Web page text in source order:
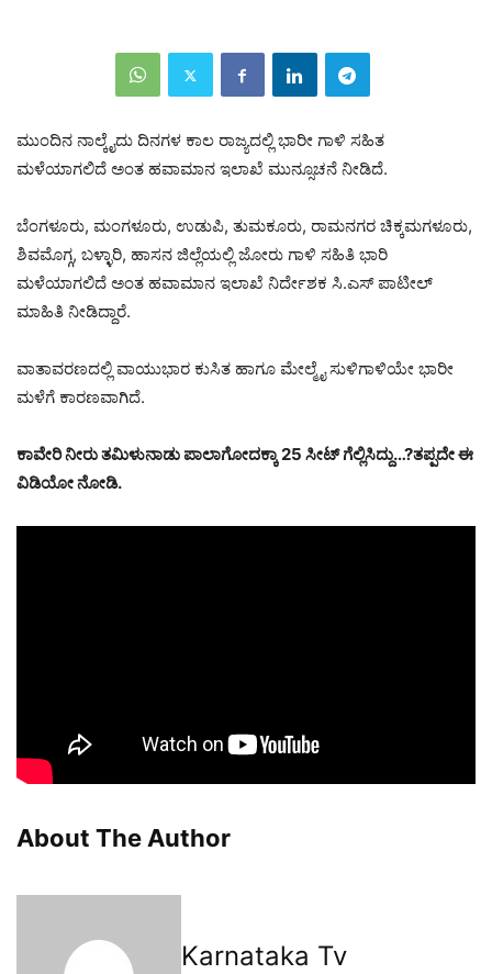
ಮುಂದಿನ ನಾಲ್ಕೈದು ದಿನಗಳ ಕಾಲ ರಾಜ್ಯದಲ್ಲಿ ಭಾರೀ ಗಾಳಿ ಸಹಿತ
ಮಳೆಯಾಗಲಿದೆ ಅಂತ ಹವಾಮಾನ ಇಲಾಖೆ ಮುನ್ಸೂಚನೆ ನೀಡಿದೆ.
ಬೆಂಗಳೂರು, ಮಂಗಳೂರು, ಉಡುಪಿ, ತುಮಕೂರು, ರಾಮನಗರ ಚಿಕ್ಕಮಗಳೂರು,
ಶಿವಮೊಗ್ಗ, ಬಳ್ಳಾರಿ, ಹಾಸನ ಜಿಲ್ಲೆಯಲ್ಲಿ ಜೋರು ಗಾಳಿ ಸಹಿತಿ ಭಾರಿ
ಮಳೆಯಾಗಲಿದೆ ಅಂತ ಹವಾಮಾನ ಇಲಾಖೆ ನಿರ್ದೇಶಕ ಸಿ.ಎಸ್ ಪಾಟೀಲ್
ಮಾಹಿತಿ ನೀಡಿದ್ದಾರೆ.
ವಾತಾವರಣದಲ್ಲಿ ವಾಯುಭಾರ ಕುಸಿತ ಹಾಗೂ ಮೇಲ್ಮೈ ಸುಳಿಗಾಳಿಯೇ ಭಾರೀ
ಮಳೆಗೆ ಕಾರಣವಾಗಿದೆ.
ಕಾವೇರಿ ನೀರು ತಮಿಳುನಾಡು ಪಾಲಾಗೋದಕ್ಕಾ 25 ಸೀಟ್ ಗೆಲ್ಲಿಸಿದ್ದು…?ತಪ್ಪದೇ ಈ
ವಿಡಿಯೋ ನೋಡಿ.
About The Author
Karnataka Tv